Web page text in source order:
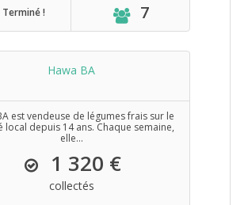
Terminé ! 7
Hawa BA
est vendeuse de légumes frais sur le
local depuis 14 ans. Chaque semaine,
elle...
1 320 €
collectés